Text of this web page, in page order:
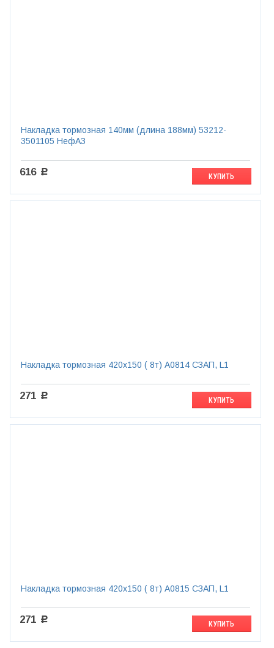
Накладка тормозная 140мм (длина 188мм) 53212-
3501105 НефАЗ
616 c
КУПИТЬ
Накладка тормозная 420х150 ( 8т) A0814 СЗАП, L1
271 c
КУПИТЬ
Накладка тормозная 420х150 ( 8т) A0815 СЗАП, L1
271 c
КУПИТЬ